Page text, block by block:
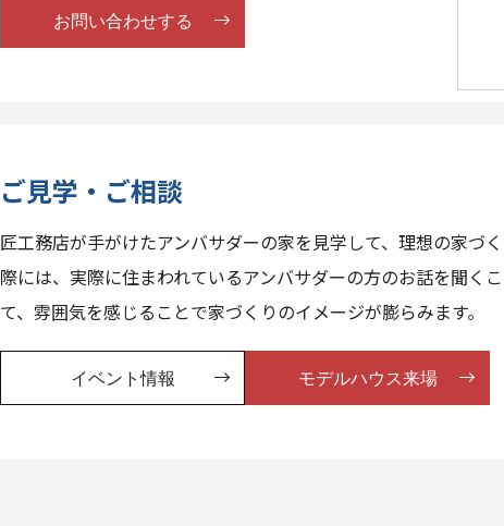
お問い合わせする
ご見学・ご相談
匠工務店が手がけたアンバサダーの家を見学して、理想の家づ
際には、実際に住まわれているアンバサダーの方のお話を聞く
て、雰囲気を感じることで家づくりのイメージが膨らみます。
イベント情報 モデルハウス来場